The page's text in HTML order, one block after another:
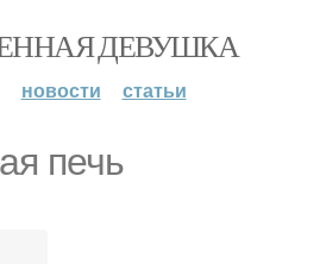
ДЕВУШКА
новости статьи
печь